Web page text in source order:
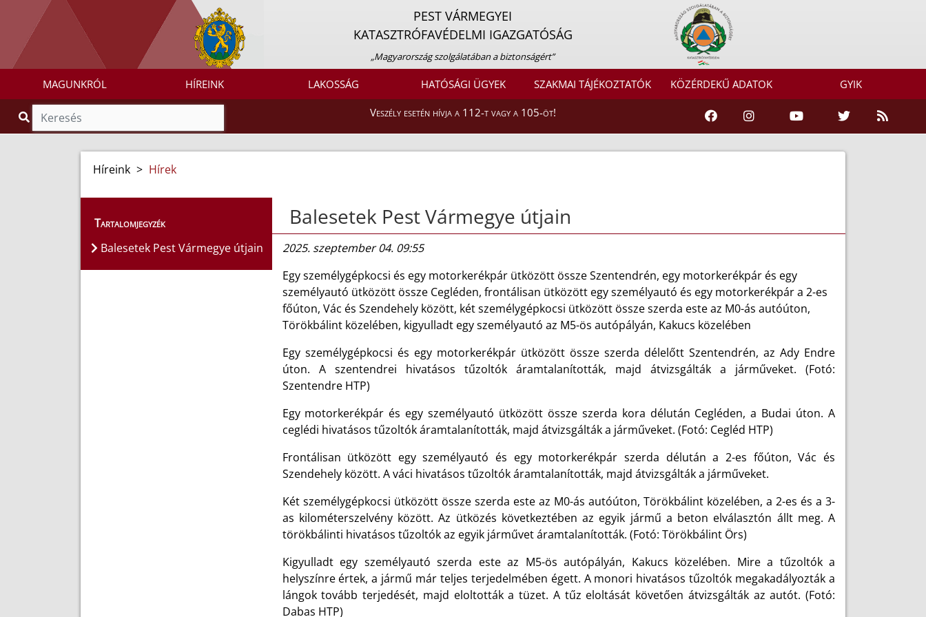
PEST VÁRMEGYEI
KATASZTRÓFAVÉDELMI IGAZGATÓSÁG
„Magyarország szolgálatában a biztonságért”
MAGUNKRÓL HÍREINK LAKOSSÁG HATÓSÁGI ÜGYEK SZAKMAI TÁJÉKOZTATÓK KÖZÉRDEKŰ ADATOK GYIK
Veszély esetén hívja a 112-t vagy a 105-öt!
Híreink > Hírek
Tartalomjegyzék
Balesetek Pest Vármegye útjain
Balesetek Pest Vármegye útjain
2025. szeptember 04. 09:55
Egy személygépkocsi és egy motorkerékpár ütközött össze Szentendrén, egy motorkerékpár és egy
személyautó ütközött össze Cegléden, frontálisan ütközött egy személyautó és egy motorkerékpár a 2-es
főúton, Vác és Szendehely között, két személygépkocsi ütközött össze szerda este az M0-ás autóúton,
Törökbálint közelében, kigyulladt egy személyautó az M5-ös autópályán, Kakucs közelében
Egy személygépkocsi és egy motorkerékpár ütközött össze szerda délelőtt Szentendrén, az Ady Endre
úton. A szentendrei hivatásos tűzoltók áramtalanították, majd átvizsgálták a járműveket. (Fotó:
Szentendre HTP)
Egy motorkerékpár és egy személyautó ütközött össze szerda kora délután Cegléden, a Budai úton. A
ceglédi hivatásos tűzoltók áramtalanították, majd átvizsgálták a járműveket. (Fotó: Cegléd HTP)
Frontálisan ütközött egy személyautó és egy motorkerékpár szerda délután a 2-es főúton, Vác és
Szendehely között. A váci hivatásos tűzoltók áramtalanították, majd átvizsgálták a járműveket.
Két személygépkocsi ütközött össze szerda este az M0-ás autóúton, Törökbálint közelében, a 2-es és a 3-
as kilométerszelvény között. Az ütközés következtében az egyik jármű a beton elválasztón állt meg. A
törökbálinti hivatásos tűzoltók az egyik járművet áramtalanították. (Fotó: Törökbálint Örs)
Kigyulladt egy személyautó szerda este az M5-ös autópályán, Kakucs közelében. Mire a tűzoltók a
helyszínre értek, a jármű már teljes terjedelmében égett. A monori hivatásos tűzoltók megakadályozták a
lángok tovább terjedését, majd eloltották a tüzet. A tűz eloltását követően átvizsgálták az autót. (Fotó:
Dabas HTP)